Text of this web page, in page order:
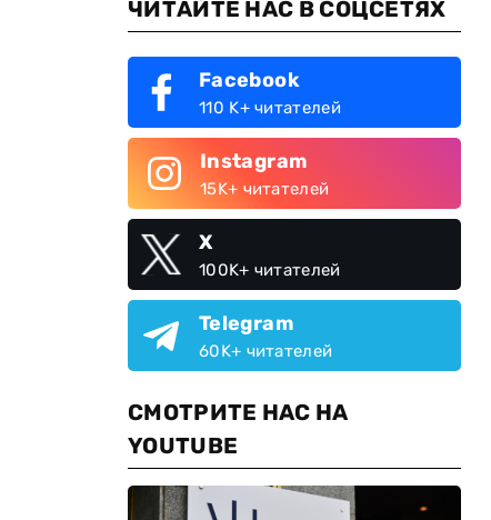
ЧИТАЙТЕ НАС В СОЦСЕТЯХ
Facebook
110 K+ читателей
Instagram
15K+ читателей
X
100K+ читателей
Telegram
60K+ читателей
СМОТРИТЕ НАС НА
YOUTUBE